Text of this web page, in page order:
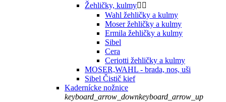
Žehličky, kulmy 
Wahl žehličky a kulmy
Moser žehličky a kulmy
Ermila žehličky a kulmy
Sibel
Cera
Ceriotti žehličky a kulmy
MOSER,WAHL - brada, nos, uši
Sibel Čistič kief
Kadernícke nožnice
keyboard_arrow_downkeyboard_arrow_up